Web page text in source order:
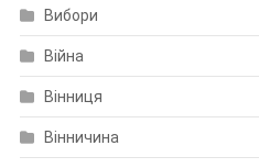
Вибори
Війна
Вінниця
Вінничина